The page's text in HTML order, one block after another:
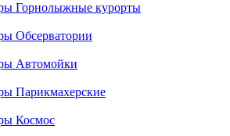
Горнолыжные курорты
Обсерватории
Автомойки
Парикмахерские
Космос